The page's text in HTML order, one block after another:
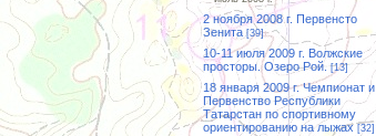
2 ноября 2008 г. Первенсто
Зенита [39]
10-11 июля 2009 г. Волжские
просторы. Озеро Рой. [13]
18 января 2009 г. Чемпионат и
Первенство Республики
Татарстан по спортивному
ориентированию на лыжах [32]